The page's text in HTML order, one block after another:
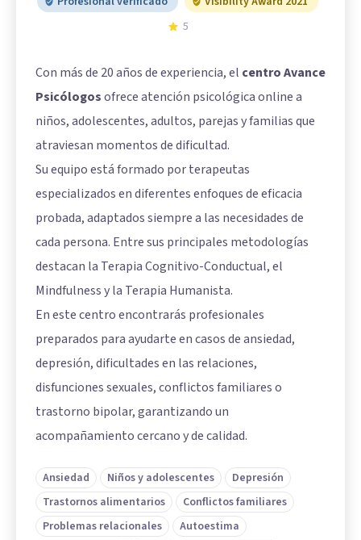
5
Con más de 20 años de experiencia, el centro Avance
Psicólogosofrece atención psicológica online a
niños, adolescentes, adultos, parejas y familias que
atraviesan momentos de dificultad.
Su equipo está formado por terapeutas
especializados en diferentes enfoques de eficacia
probada, adaptados siempre a las necesidades de
cada persona. Entre sus principales metodologías
destacan la Terapia Cognitivo-Conductual, el
Mindfulness y la Terapia Humanista.
En este centro encontrarás profesionales
preparados para ayudarte en casos de ansiedad,
depresión, dificultades en las relaciones,
disfunciones sexuales, conflictos familiares o
trastorno bipolar, garantizando un
acompañamiento cercano y de calidad.
Ansiedad Niños y adolescentes
Depresión
Trastornos alimentarios
Conflictos familiares
Problemas relacionales
Autoestima